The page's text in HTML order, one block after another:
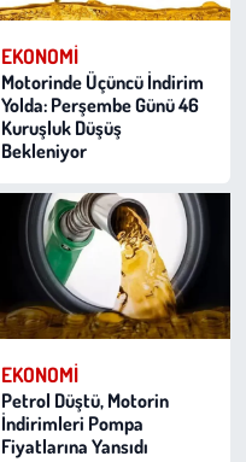
EKONOMI
Motorinde Üçüncü İndirim
Yolda: Perşembe Günü 46
Kuruşluk Düşüş
Bekleniyor
EKONOMI
Petrol Düştü, Motorin
İndirimleri Pompa
Fiyatlarına Yansıdı